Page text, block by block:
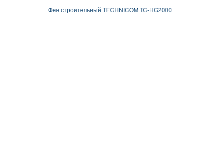
Фен строительный TECHNICOM TC-HG2000